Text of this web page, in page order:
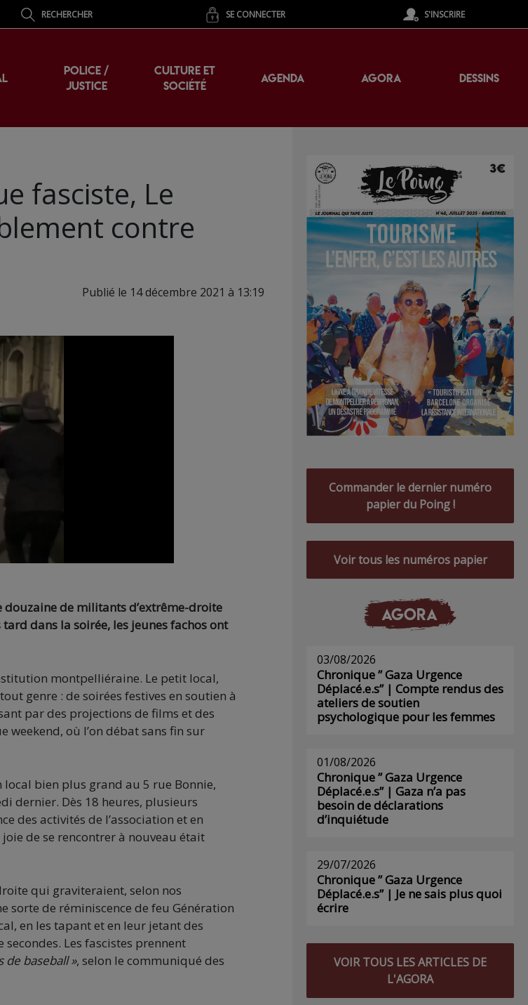
RECHERCHER SE CONNECTER S'INSCRIRE
POLICE /
JUSTICE
CULTURE ET
SOCIÉTÉ
AGENDA AGORA DESSINS
fasciste, Le
contre
Publié le 14 décembre 2021 à 13:19
de militants d’extrême-droite
dans la soirée, les jeunes fachos ont
montpelliéraine. Le petit local,
genre : de soirées festives en soutien à
par des projections de films et des
weekend, où l’on débat sans fin sur
bien plus grand au 5 rue Bonnie,
dernier. Dès 18 heures, plusieurs
des activités de l’association et en
de se rencontrer à nouveau était
qui graviteraient, selon nos
sorte de réminiscence de feu Génération
en les tapant et en leur jetant des
Les fascistes prennent
de baseball », selon le communiqué des
Commander le dernier numéro
papier du Poing !
Voir tous les numéros papier
AGORA
03/08/2026
Chronique ” Gaza Urgence
Déplacé.e.s” | Compte rendus des
ateliers de soutien
psychologique pour les femmes
01/08/2026
Chronique ” Gaza Urgence
Déplacé.e.s” | Gaza n’a pas
besoin de déclarations
d’inquiétude
29/07/2026
Chronique ” Gaza Urgence
Déplacé.e.s” | Je ne sais plus quoi
écrire
VOIR TOUS LES ARTICLES DE
L'AGORA